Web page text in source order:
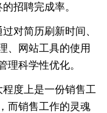
招聘完成率。
对简历刷新时间、
、网站工具的使用
理科学性优化。
程度上是一份销售工
而销售工作的灵魂